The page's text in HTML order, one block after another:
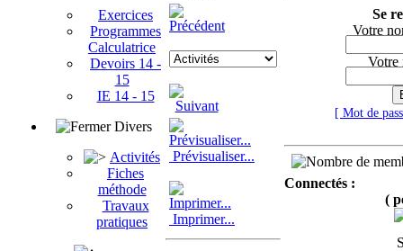
Exercices
Programmes
Calculatrice
Devoirs 14 -
15
IE 14 - 15
Divers
Activités
Fiches
méthode
Travaux
pratiques
Prévisualiser...
Imprimer...
Se
Votre
Votre
[ Mot de
Connectés :
(